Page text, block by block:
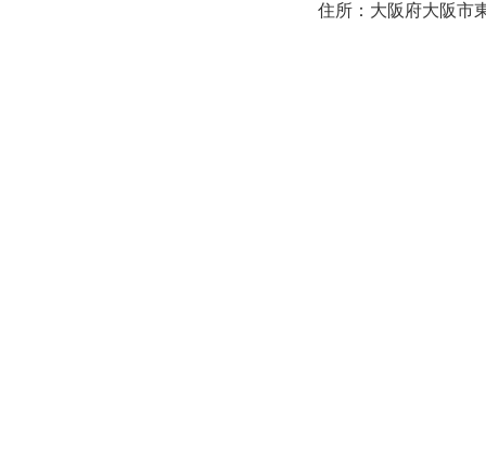
住所：大阪府大阪市